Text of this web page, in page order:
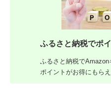
ふるさと納税でポ
ふるさと納税で
ポイントがお得にもら